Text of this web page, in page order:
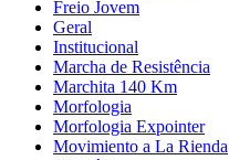
Freio Jovem
Geral
Institucional
Marcha de Resistência
Marchita 140 Km
Morfologia
Morfologia Expointer
Movimiento a La Rienda